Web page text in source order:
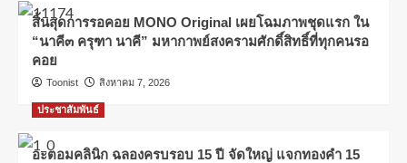
สิ้นสุดการรอคอย MONO Original เผยโฉมภาพชุดแรก ใน
“นาคี๓ ครุฑา นาคี” มหากาพย์สงครามศักดิ์สิทธิ์ที่ทุกคนรอ
คอย
Toonist สิงหาคม 7, 2026
ประชาสัมพันธ์
อะตอมคลินิก ฉลองครบรอบ 15 ปี จัดใหญ่ แจกทองคำ 15